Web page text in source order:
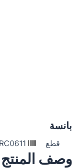
بانسة
قطع
وصف المنتج